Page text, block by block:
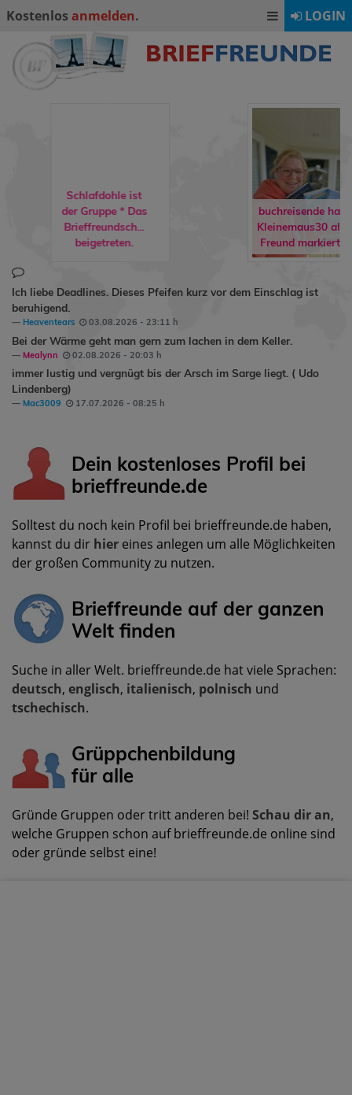
Kostenlos anmelden. LOGIN
Schlafdohle ist
der Gruppe * Das
Brieffreundsch...
beigetreten.
buchreisendehat
Kleinemaus30als
Freund markiert.
Ich liebe Deadlines. Dieses Pfeifen kurz vor dem Einschlag ist
beruhigend.
Heaventears 03.08.2026 - 23:11 h
Bei der Wärme geht man gern zum lachen in dem Keller.
Mealynn 02.08.2026 - 20:03 h
immer lustig und vergnügt bis der Arsch im Sarge liegt. ( Udo
Lindenberg)
Mac3009 17.07.2026 - 08:25 h
Dein kostenloses Profil bei
brieffreunde.de
Solltest du noch kein Profil bei brieffreunde.de haben,
kannst du dir hier eines anlegen um alle Möglichkeiten
der großen Community zu nutzen.
Brieffreunde auf der ganzen
Welt finden
Suche in aller Welt. brieffreunde.de hat viele Sprachen:
deutsch, englisch, italienisch, polnisch und
tschechisch.
Grüppchenbildung
für alle
Gründe Gruppen oder tritt anderen bei! Schau dir an,
welche Gruppen schon auf brieffreunde.de online sind
oder gründe selbst eine!